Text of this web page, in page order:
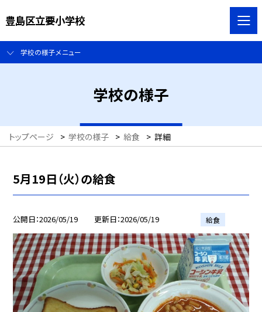
豊島区立要小学校
学校の様子メニュー
学校の様子
トップページ > 学校の様子 > 給食 > 詳細
5月19日（火）の給食
公開日 2026/05/19 更新日 2026/05/19 給食